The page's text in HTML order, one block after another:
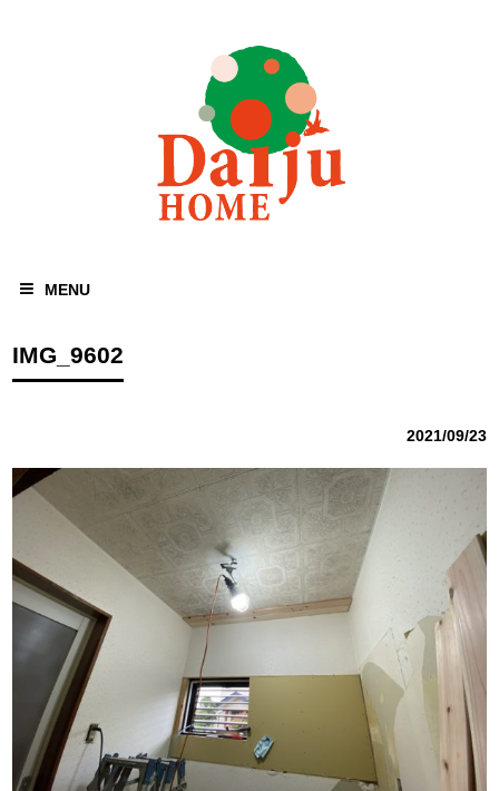
MENU
IMG_9602
2021/09/23